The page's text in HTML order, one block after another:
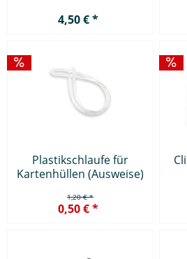
4,50 € *
Plastikschlaufe für
Kartenhüllen (Ausweise)
1,20 € *
0,50 € *